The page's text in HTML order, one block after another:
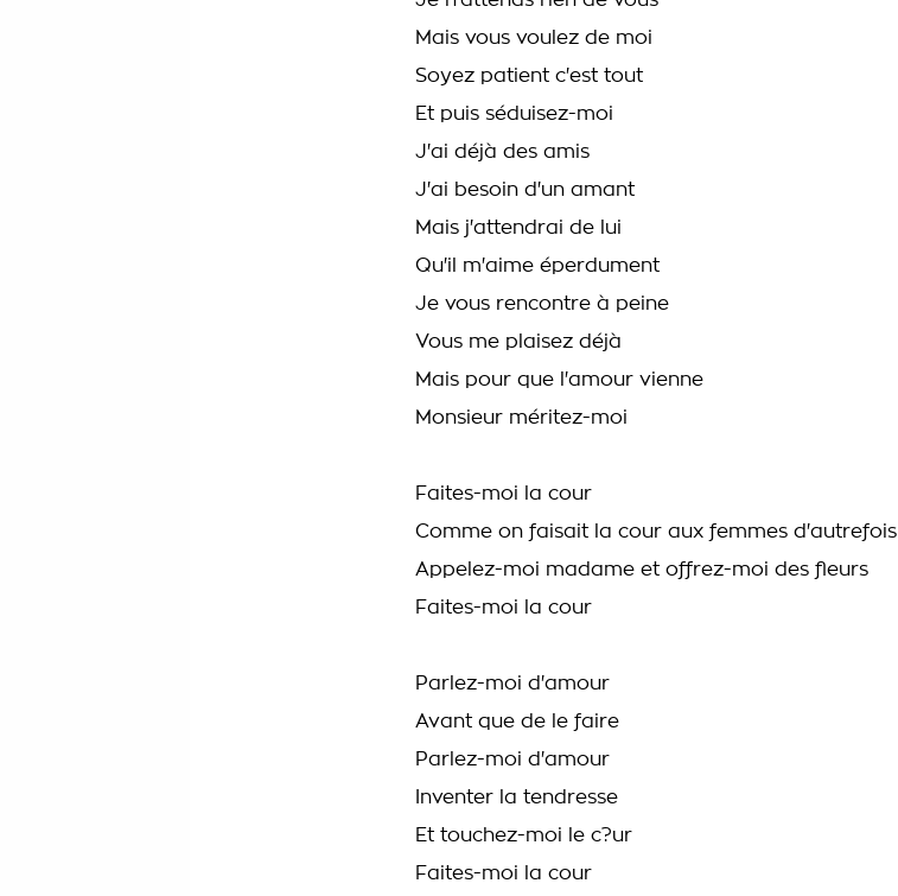
Mais vous voulez de moi
Soyez patient c'est tout
Et puis séduisez-moi
J'ai déjà des amis
J'ai besoin d'un amant
Mais j'attendrai de lui
Qu'il m'aime éperdument
Je vous rencontre à peine
Vous me plaisez déjà
Mais pour que l'amour vienne
Monsieur méritez-moi
Faites-moi la cour
Comme on faisait la cour aux femmes d'autrefois
Appelez-moi madame et offrez-moi des fleurs
Faites-moi la cour
Parlez-moi d'amour
Avant que de le faire
Parlez-moi d'amour
Inventer la tendresse
Et touchez-moi le c?ur
Faites-moi la cour